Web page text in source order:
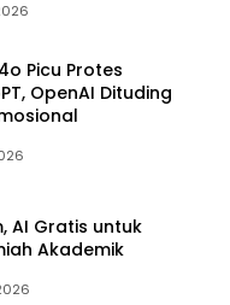
Picu Protes
OpenAI Dituding
AI Gratis untuk
Akademik